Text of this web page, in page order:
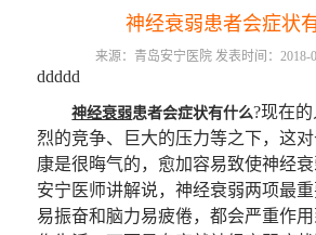
神经衰弱患者会症状
来源：青岛安宁医院 发表时间：2018-
ddddd
神经衰弱患者会症状有什么?现在
烈的竞争、巨大的压力等之下，这
康是很晦气的，愈加容易致使神经
安宁医师讲解说，神经衰弱两项最
易振奋和脑力易疲倦，都会严重作